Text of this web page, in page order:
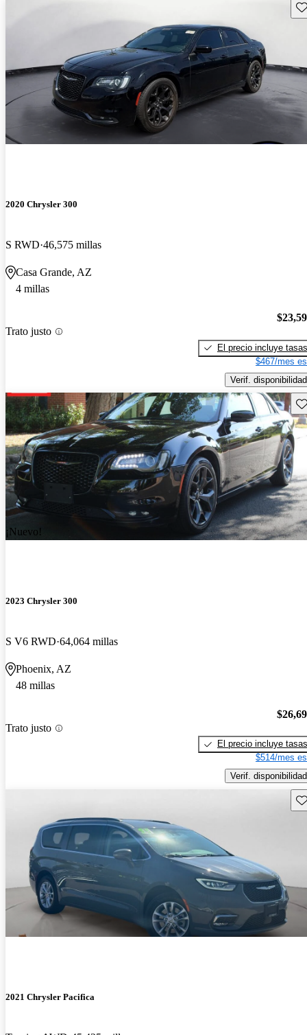
2020 Chrysler 300
S RWD 46,575 millas
Casa Grande, AZ
4 millas
Trato justo
El precio incluye tasas
$467/mes
Verif. disponibilidad
¡Nuevo!
2023 Chrysler 300
S V6 RWD 64,064 millas
Phoenix, AZ
48 millas
Trato justo
El precio incluye tasas
$514/mes
Verif. disponibilidad
2021 Chrysler Pacifica